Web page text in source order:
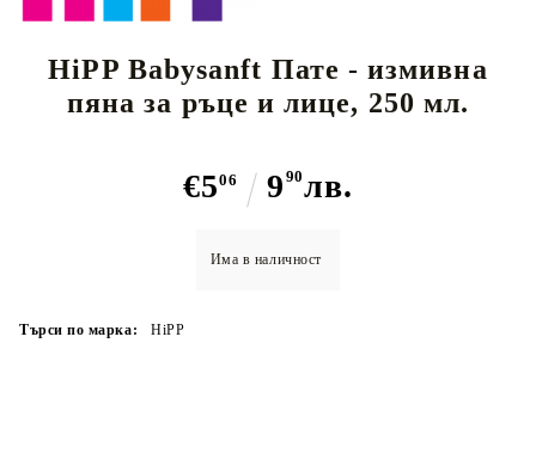
HiPP Babysanft Пате - измивна
пяна за ръце и лице, 250 мл.
€506 9 90лв.
Има в наличност
Търси по марка: HiPP